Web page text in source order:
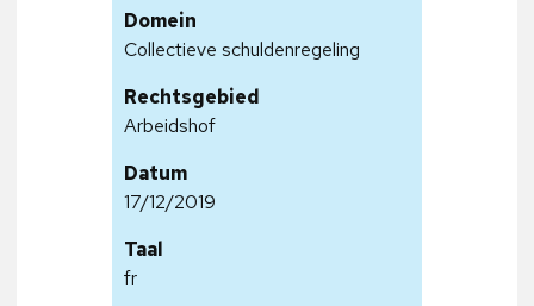
Domein
Collectieve schuldenregeling
Rechtsgebied
Arbeidshof
Datum
17/12/2019
Taal
fr